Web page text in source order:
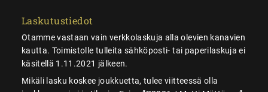
Laskutustiedot
Otamme vastaan vain verkkolaskuja alla olevien kanavien
kautta. Toimistolle tulleita sähköposti- tai paperilaskuja ei
käsitellä 1.11.2021 jälkeen.
Mikäli lasku koskee joukkuetta, tulee viitteessä olla